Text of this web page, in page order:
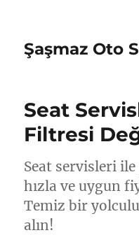
Şaşmaz Oto
Seat
Filtresi
Seat servisleri
hızla ve uygun
Temiz bir
alın!